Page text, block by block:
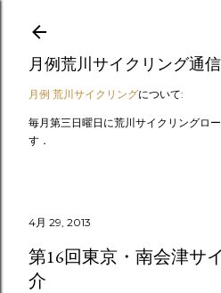
スキップしてメイン
月例荒川サイクリング通信
月例 荒川サイクリングについて:
毎月第三日曜日に荒川サイクリングロ
す．
4月 29, 2013
第16回東京・南会津サ
介